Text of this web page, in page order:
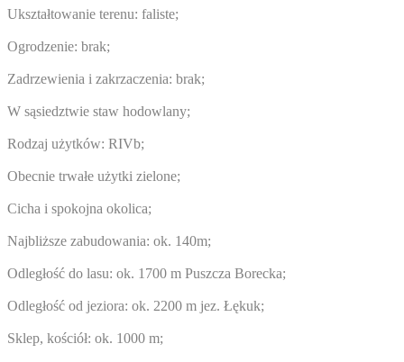
Ukształtowanie terenu: faliste;
Ogrodzenie: brak;
Zadrzewienia i zakrzaczenia: brak;
W sąsiedztwie staw hodowlany;
Rodzaj użytków: RIVb;
Obecnie trwałe użytki zielone;
Cicha i spokojna okolica;
Najbliższe zabudowania: ok. 140m;
Odległość do lasu: ok. 1700 m Puszcza Borecka;
Odległość od jeziora: ok. 2200 m jez. Łękuk;
Sklep, kościół: ok. 1000 m;